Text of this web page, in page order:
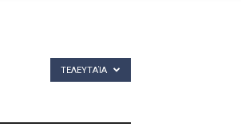
ΤΕΛΕΥΤΑΊΑ